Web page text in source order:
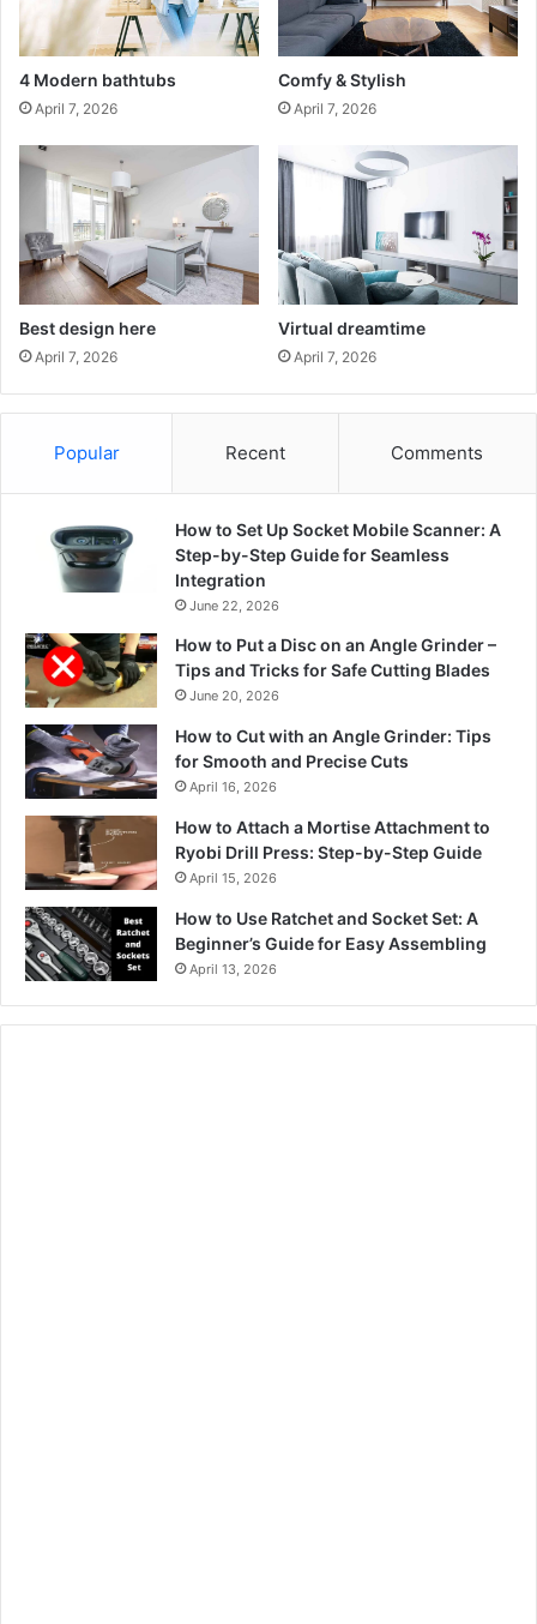
4 Modern bathtubs
April 7, 2026
Comfy & Stylish
April 7, 2026
Best design here
April 7, 2026
Virtual dreamtime
April 7, 2026
Popular Recent Comments
How to Set Up Socket Mobile Scanner: A
Step-by-Step Guide for Seamless
Integration
June 22, 2026
How to Put a Disc on an Angle Grinder –
Tips and Tricks for Safe Cutting Blades
June 20, 2026
How to Cut with an Angle Grinder: Tips
for Smooth and Precise Cuts
April 16, 2026
How to Attach a Mortise Attachment to
Ryobi Drill Press: Step-by-Step Guide
April 15, 2026
How to Use Ratchet and Socket Set: A
Beginner’s Guide for Easy Assembling
April 13, 2026